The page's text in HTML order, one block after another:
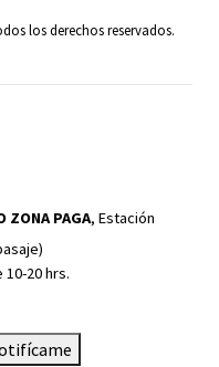
los derechos reservados.
ZONA PAGA, Estación
10-20 hrs.